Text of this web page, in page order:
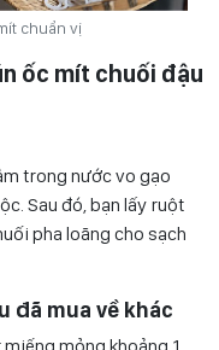
chuẩn vị
ốc mít chuối đậu
trong nước vo gạo
Sau đó, bạn lấy ruột
pha loãng cho sạch
đã mua về khác